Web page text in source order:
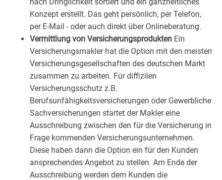
Konzept erstellt. Das geht persönlich, per Telefon,
per E-Mail - oder auch direkt über Onlineberatung.
Vermittlung von Versicherungsprodukten Ein
Versicherungsmakler hat die Option mit den meisten
Versicherungsgesellschaften des deutschen Markt
zusammen zu arbeiten. Für diffizilen
Versicherungsschutz z.B.
Berufsunfähigkeitsversicherungen oder Gewerbliche
Sachversicherungen startet der Makler eine
Ausschreibung zwischen den für die Versicherung in
Frage kommenden Versicherungsunternehmen.
Diese haben dann die Option ein für den Kunden
ansprechendes Angebot zu stellen. Am Ende der
Ausschreibung werden dem Kunden die